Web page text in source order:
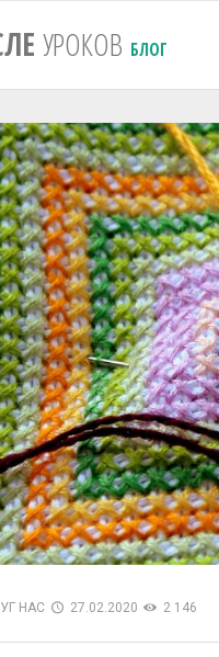
УРОКОВ БЛОГ
НАС 27.02.2020 2 146